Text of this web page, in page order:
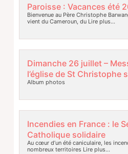
Paroisse : Vacances été
Bienvenue au Père Christophe
vient du Cameroun, duLire plus…
Dimanche 26 juillet –
l’église de St Christophe
Album photos
Incendies en France : le
Catholique solidaire
Au cœur d’un été caniculaire, les
nombreux territoires Lire plus…